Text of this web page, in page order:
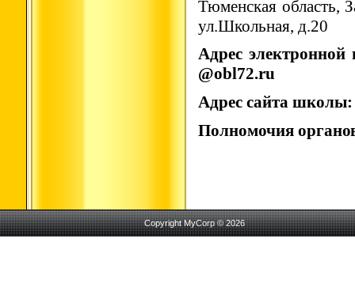
Тюменская область,
ул.Школьная, д.20
Адрес
@obl72.ru
Адрес сайта
Полномочия
Copyright MyCorp © 2026